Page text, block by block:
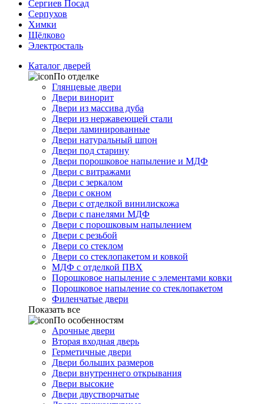
Сергиев Посад
Серпухов
Химки
Щёлково
Электросталь
Каталог дверей
По отделке
Глянцевые двери
Двери винорит
Двери из массива дуба
Двери из нержавеющей стали
Двери ламинированные
Двери натуральный шпон
Двери под старину
Двери порошковое напыление и МДФ
Двери с витражами
Двери с зеркалом
Двери с окном
Двери с отделкой винилискожа
Двери с панелями МДФ
Двери с порошковым напылением
Двери с резьбой
Двери со стеклом
Двери со стеклопакетом и ковкой
МДФ с отделкой ПВХ
Порошковое напыление с элементами ковки
Порошковое напыление со стеклопакетом
Филенчатые двери
Показать все
По особенностям
Арочные двери
Вторая входная дверь
Герметичные двери
Двери больших размеров
Двери внутреннего открывания
Двери высокие
Двери двустворчатые